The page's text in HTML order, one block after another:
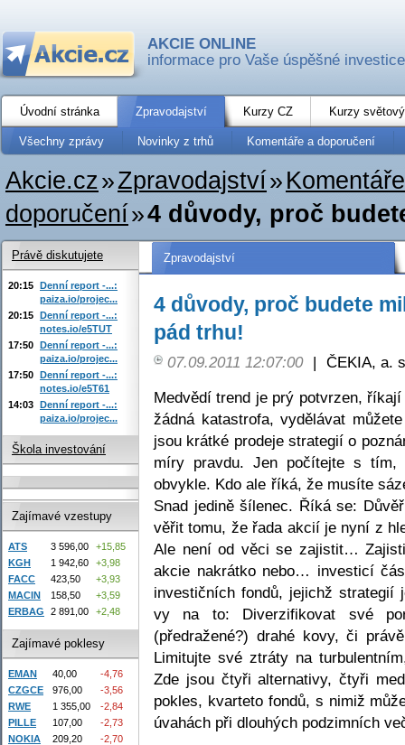
AKCIE ONLINE
informace pro Vaše úspěšné investice
Úvodní stránka Zpravodajství Kurzy CZ Kurzy
Všechny zprávy Novinky z trhů Komentáře a doporučení
Akcie.cz»Zpravodajství»
doporučení»4 důvody, proč
Zpravodajství
4 důvody, proč budete
pád trhu!
07.09.2011 12:07:00 | ČEKIA, a.
Medvědí trend je prý potvrzen,
žádná katastrofa, vydělávat
jsou krátké prodeje strategií o
míry pravdu. Jen počítejte s tím,
obvykle. Kdo ale říká, že musíte
Snad jedině šílenec. Říká se:
věřit tomu, že řada akcií je nyní z
Ale není od věci se zajistit…
akcie nakrátko nebo… investicí
investičních fondů, jejichž strategií
vy na to: Diverzifikovat své
(předražené?) drahé kovy, či
Limitujte své ztráty na
Zde jsou čtyři alternativy, čtyři
pokles, kvarteto fondů, s nimiž
úvahách při dlouhých podzimních
Právě diskutujete
20:15 Denní report -...:
paiza.io/projec...
20:15 Denní report -...:
notes.io/e5TUT
17:50 Denní report -...:
paiza.io/projec...
17:50 Denní report -...:
notes.io/e5T61
14:03 Denní report -...:
paiza.io/projec...
Škola investování
Zajímavé vzestupy
ATS 3 596,00
+15,85
KGH
1 942,60
+3,98
FACC
423,50
+3,93
MACIN
158,50
+3,59
ERBAG
2 891,00 +2,48
Zajímavé poklesy
EMAN 40,00
-4,76
CZGCE
976,00
-3,56
RWE
1 355,00
-2,84
PILLE
107,00
-2,73
NOKIA
209,20 -2,70